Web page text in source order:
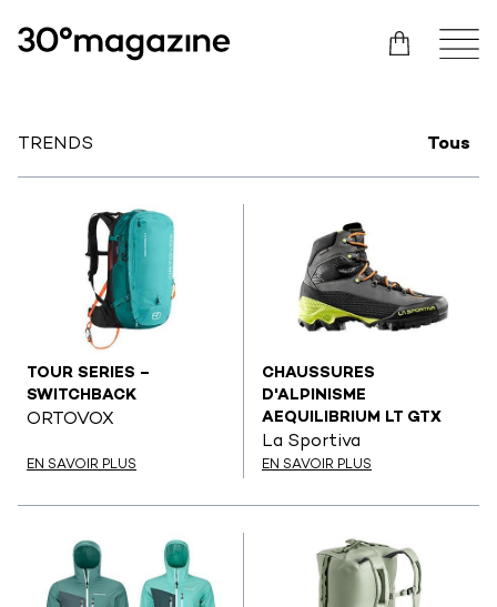
TRENDS Tous
TOUR SERIES –
SWITCHBACK
ORTOVOX
EN SAVOIR PLUS
CHAUSSURES
D'ALPINISME
AEQUILIBRIUM LT GTX
La Sportiva
EN SAVOIR PLUS